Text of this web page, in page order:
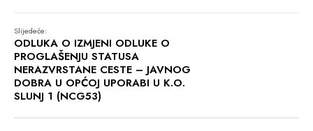
Slijedeće:
ODLUKA O IZMJENI ODLUKE O
PROGLAŠENJU STATUSA
NERAZVRSTANE CESTE – JAVNOG
DOBRA U OPĆOJ UPORABI U K.O.
SLUNJ 1 (NCG53)